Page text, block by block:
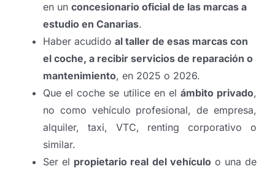
en un concesionario oficial de las marcas a
estudio en Canarias.
Haber acudido al taller de esas marcas con
el coche, a recibir servicios de reparación o
mantenimiento, en 2025 o 2026.
Que el coche se utilice en el ámbito privado,
no como vehículo profesional, de empresa,
alquiler, taxi, VTC, renting corporativo o
similar.
Ser el propietario real del vehículoo una de